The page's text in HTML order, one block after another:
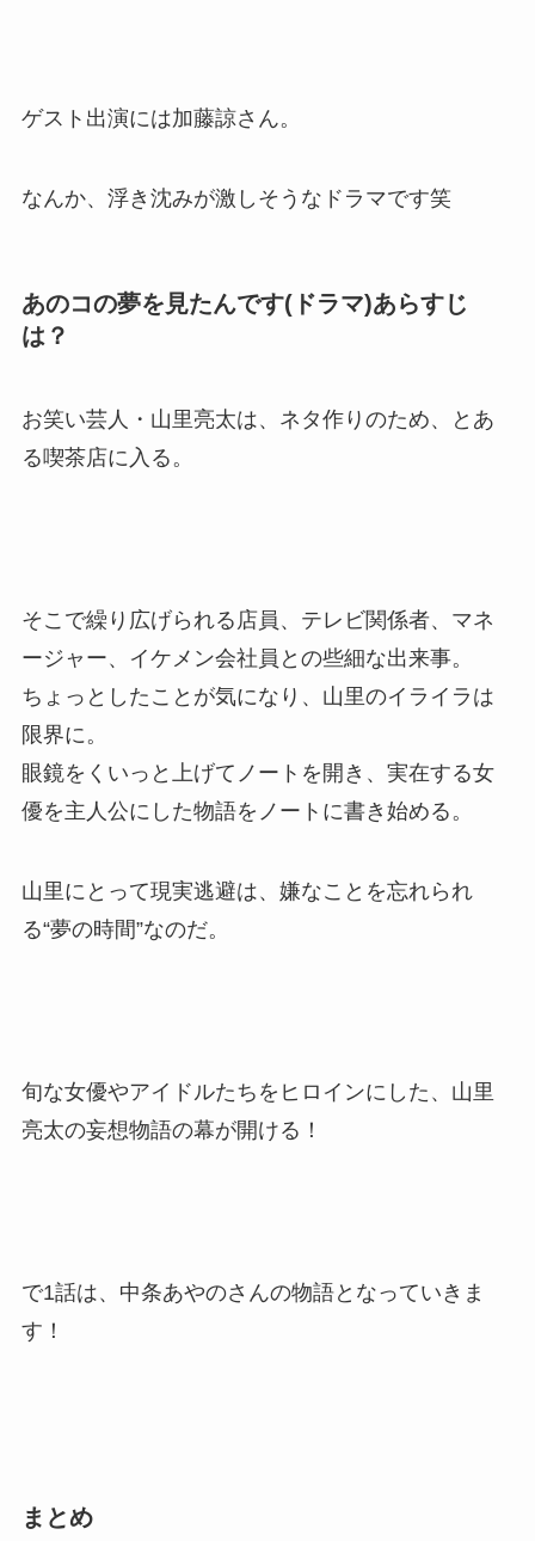
ゲスト出演には加藤諒さん。
なんか、浮き沈みが激しそうなドラマです笑
あのコの夢を見たんです(ドラマ)あらすじ
は？
お笑い芸人・山里亮太は、ネタ作りのため、とあ
る喫茶店に入る。
そこで繰り広げられる店員、テレビ関係者、マネ
ージャー、イケメン会社員との些細な出来事。
ちょっとしたことが気になり、山里のイライラは
限界に。
眼鏡をくいっと上げてノートを開き、実在する女
優を主人公にした物語をノートに書き始める。
山里にとって現実逃避は、嫌なことを忘れられ
る“夢の時間”なのだ。
旬な女優やアイドルたちをヒロインにした、山里
亮太の妄想物語の幕が開ける！
で1話は、中条あやのさんの物語となっていきま
す！
まとめ